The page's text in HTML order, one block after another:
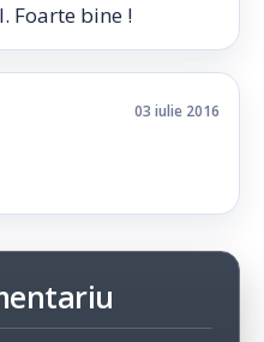
Foarte bine !
03 iulie 2016